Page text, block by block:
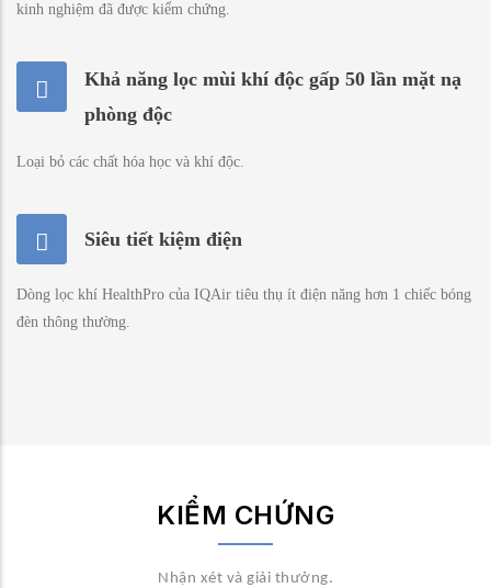
kinh nghiệm đã được kiểm chứng.
Khả năng lọc mùi khí độc gấp 50 lần mặt nạ
phòng độc
Loại bỏ các chất hóa học và khí độc.
Siêu tiết kiệm điện
Dòng lọc khí HealthPro của IQAir tiêu thụ ít điện năng hơn 1 chiếc bóng
đèn thông thường.
KIỂM CHỨNG
Nhận xét và giải thưởng.